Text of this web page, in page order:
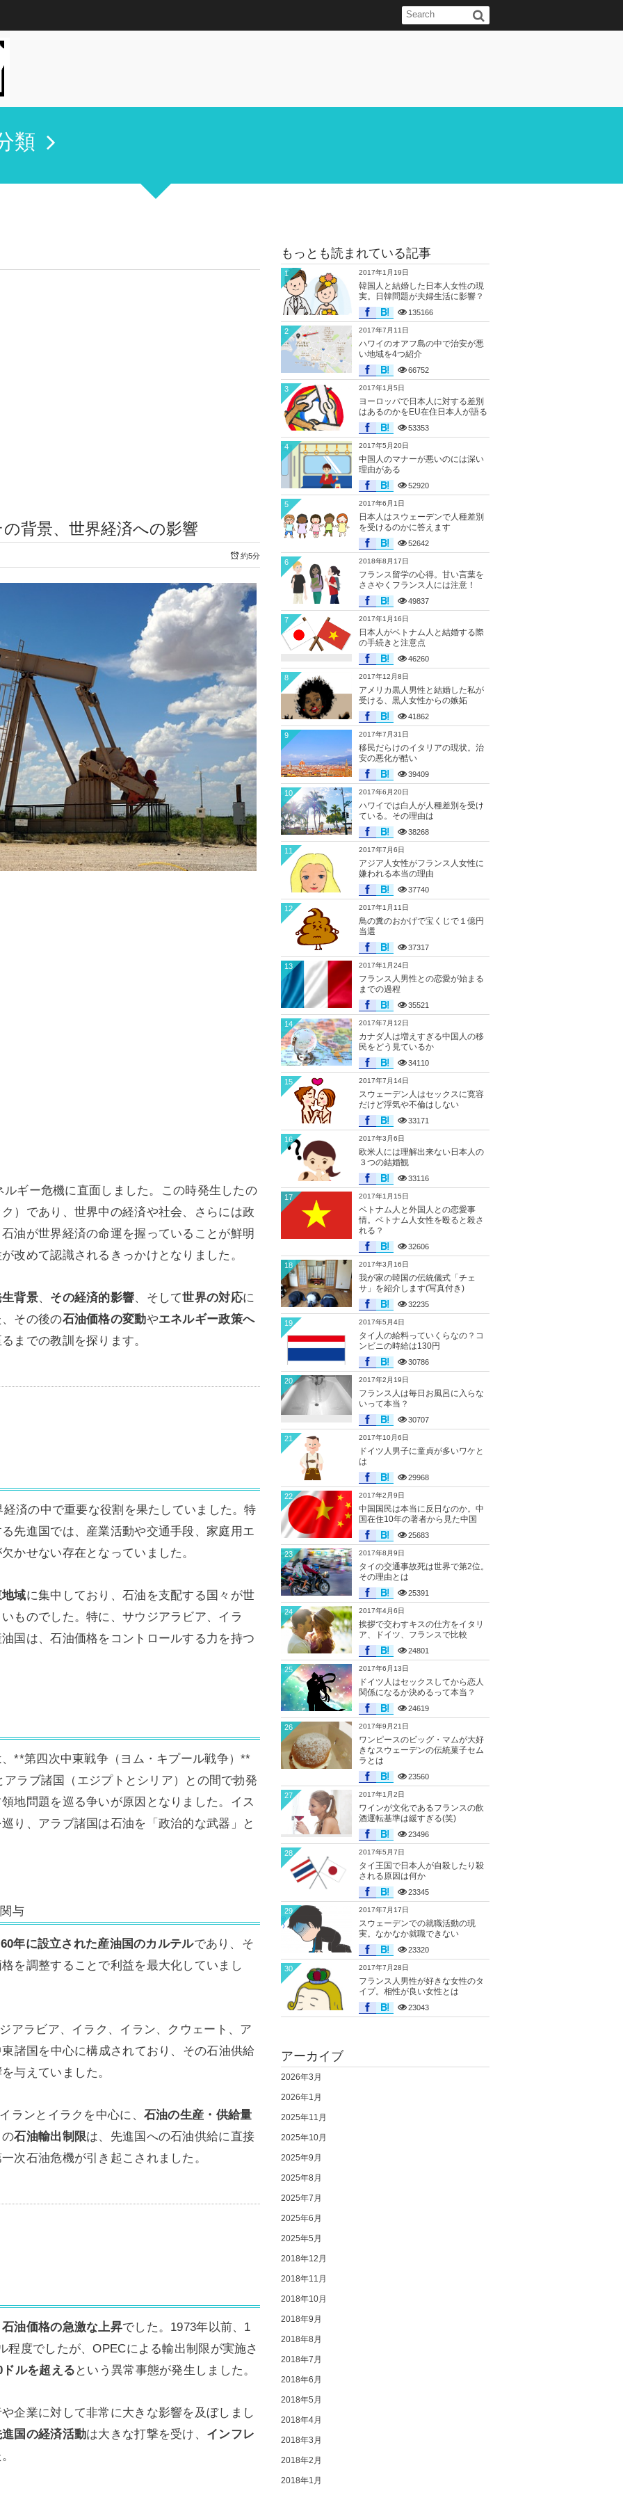
類
背景、世界経済への影響
約5分
ギー危機に直面しました。この時発生したの
）であり、世界中の経済や社会、さらには政
油が世界経済の命運を握っていることが鮮明
改めて認識されるきっかけとなりました。
背景、 その経済的影響、そして世界の対応に
その後の石油価格の変動やエネルギー政策へ
までの教訓を探ります。
済の中で重要な役割を果たしていました。特
先進国では、産業活動や交通手段、家庭用エ
かせない存在となっていました。
域に集中しており、石油を支配する国々が世
ものでした。特に、サウジアラビア、イラ
国は、石油価格をコントロールする力を持つ
**第四次中東戦争（ヨム・キプール戦争）**
ラブ諸国（エジプトとシリア）との間で勃発
地問題を巡る争いが原因となりました。イス
り、アラブ諸国は石油を「政治的な武器」と
与
年に設立された産油国のカルテルであり、そ
を調整することで利益を最大化していまし
アラビア、イラク、イラン、クウェート、ア
諸国を中心に構成されており、その石油供給
与えていました。
ランとイラクを中心に、 石油の生産・供給量
石油輸出制限は、先進国への石油供給に直接
次石油危機が引き起こされました。
石油価格の急激な上昇でした。1973年以前、1
程度でしたが、OPECによる輸出制限が実施さ
ドルを超える という異常事態が発生しました。
企業に対して非常に大きな影響を及ぼしまし
国の経済活動は大きな打撃を受け、 インフレ
もっとも読まれている記事
2017年1月19日
韓国人と結婚した日本人女性の現
実。日韓問題が夫婦生活に影響？
135166
1
2017年7月11日
ハワイのオアフ島の中で治安が悪
い地域を4つ紹介
66752
2
2017年1月5日
ヨーロッパで日本人に対する差別
はあるのかをEU在住日本人が語る
53353
3
2017年5月20日
中国人のマナーが悪いのには深い
理由がある
52920
4
2017年6月1日
日本人はスウェーデンで人種差別
を受けるのかに答えます
52642
5
2018年8月17日
フランス留学の心得。甘い言葉を
ささやくフランス人には注意！
49837
6
2017年1月16日
日本人がベトナム人と結婚する際
の手続きと注意点
46260
7
2017年12月8日
アメリカ黒人男性と結婚した私が
受ける、黒人女性からの嫉妬
41862
8
2017年7月31日
移民だらけのイタリアの現状。治
安の悪化が酷い
39409
9
2017年6月20日
ハワイでは白人が人種差別を受け
ている。その理由は
38268
10
2017年7月6日
アジア人女性がフランス人女性に
嫌われる本当の理由
37740
11
2017年1月11日
鳥の糞のおかげで宝くじで１億円
当選
37317
12
2017年1月24日
フランス人男性との恋愛が始まる
までの過程
35521
13
2017年7月12日
カナダ人は増えすぎる中国人の移
民をどう見ているか
34110
14
2017年7月14日
スウェーデン人はセックスに寛容
だけど浮気や不倫はしない
33171
15
2017年3月6日
欧米人には理解出来ない日本人の
３つの結婚観
33116
16
2017年1月15日
ベトナム人と外国人との恋愛事
情。ベトナム人女性を殴ると殺さ
れる？
32606
17
2017年3月16日
我が家の韓国の伝統儀式「チェ
サ」を紹介します(写真付き)
32235
18
2017年5月4日
タイ人の給料っていくらなの？コ
ンビニの時給は130円
30786
19
2017年2月19日
フランス人は毎日お風呂に入らな
いって本当？
30707
20
2017年10月6日
ドイツ人男子に童貞が多いワケと
は
29968
21
2017年2月9日
中国国民は本当に反日なのか。中
国在住10年の著者から見た中国
25683
22
2017年8月9日
タイの交通事故死は世界で第2位。
その理由とは
25391
23
2017年4月6日
挨拶で交わすキスの仕方をイタリ
ア、ドイツ、フランスで比較
24801
24
2017年6月13日
ドイツ人はセックスしてから恋人
関係になるか決めるって本当？
24619
25
2017年9月21日
ワンピースのビッグ・マムが大好
きなスウェーデンの伝統菓子セム
ラとは
23560
26
2017年1月2日
ワインが文化であるフランスの飲
酒運転基準は緩すぎる(笑)
23496
27
2017年5月7日
タイ王国で日本人が自殺したり殺
される原因は何か
23345
28
2017年7月17日
スウェーデンでの就職活動の現
実。なかなか就職できない
23320
29
2017年7月28日
フランス人男性が好きな女性のタ
イプ。相性が良い女性とは
23043
30
アーカイブ
2026年3月
2026年1月
2025年11月
2025年10月
2025年9月
2025年8月
2025年7月
2025年6月
2025年5月
2018年12月
2018年11月
2018年10月
2018年9月
2018年8月
2018年7月
2018年6月
2018年5月
2018年4月
2018年3月
2018年2月
2018年1月